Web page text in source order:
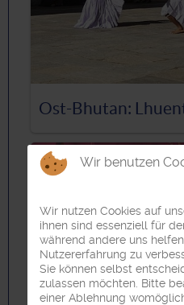
Ost-Bhutan:
Wir benutzen
Wir nutzen Cookies auf
ihnen sind essenziell für
während andere uns
Nutzererfahrung zu
Sie können selbst
zulassen möchten. Bitte
einer Ablehnung